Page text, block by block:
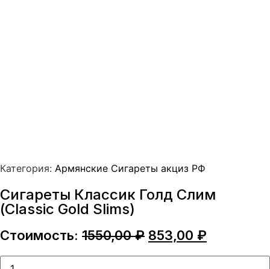
Категория: Армянские Сигареты акциз РФ
Сигареты Классик Голд Слим
(Classic Gold Slims)
Стоимость: 1550,00₽ Первоначальная
составляла
853,00 ₽
853,00 ₽.
Количество